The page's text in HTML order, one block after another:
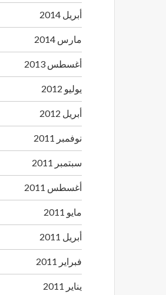
أبريل 2014
مارس 2014
أغسطس 2013
يوليو 2012
أبريل 2012
نوفمبر 2011
سبتمبر 2011
أغسطس 2011
مايو 2011
أبريل 2011
فبراير 2011
يناير 2011